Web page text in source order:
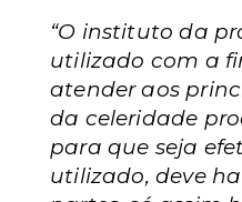
“O instituto da
utilizado com a
atender aos
da celeridade
para que seja
utilizado, deve